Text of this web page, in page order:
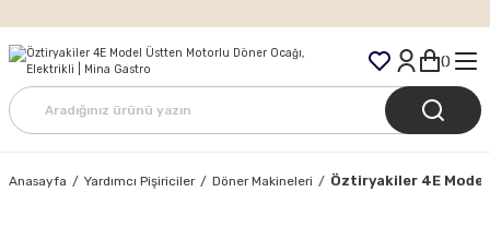
Tüm Siparişlerde Ücretsiz Kargo
Anasayfa Yardımcı Pişiriciler Döner Makineleri Öztiryakiler 4E